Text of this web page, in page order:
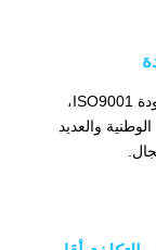
حصلت الشركة على شهادة نظام إدارة الجودة ISO9001،
والعديد